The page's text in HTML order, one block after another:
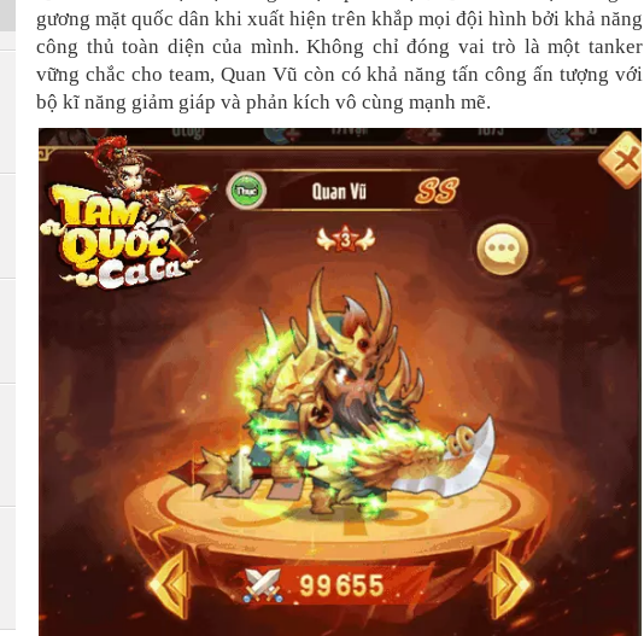
gương mặt quốc dân khi xuất hiện trên khắp mọi đội hình bởi khả năng
công thủ toàn diện của mình. Không chỉ đóng vai trò là một tanker
vững chắc cho team, Quan Vũ còn có khả năng tấn công ấn tượng với
bộ kĩ năng giảm giáp và phản kích vô cùng mạnh mẽ.